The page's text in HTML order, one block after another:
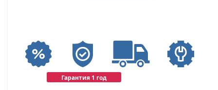
Гарантия 1 год